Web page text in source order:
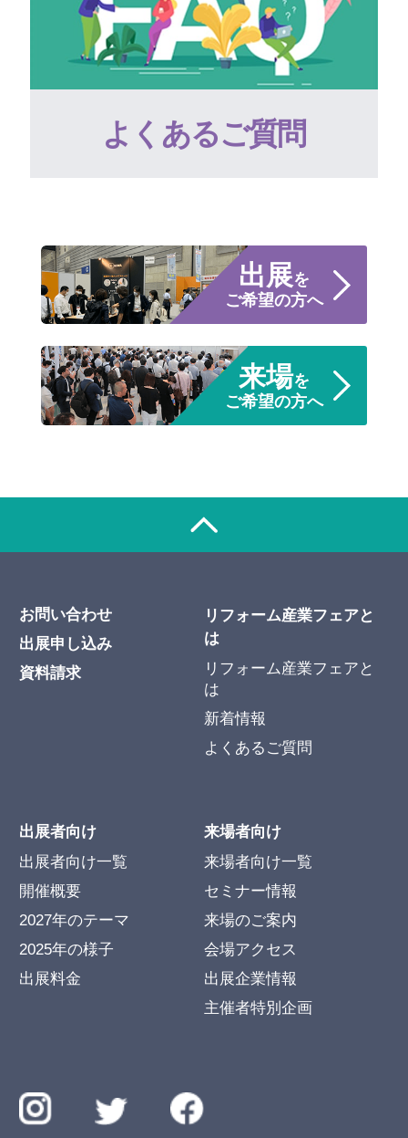
よくあるご質問
出展を
ご希望の方へ
来場を
ご希望の方へ
お問い合わせ
出展申し込み
資料請求
リフォーム産業フェアと
は
リフォーム産業フェアと
は
新着情報
よくあるご質問
出展者向け
出展者向け一覧
開催概要
2027年のテーマ
2025年の様子
出展料金
来場者向け
来場者向け一覧
セミナー情報
来場のご案内
会場アクセス
出展企業情報
主催者特別企画